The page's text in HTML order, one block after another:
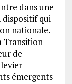
dans une
dispositif qui
nationale.
Transition
de
émergents